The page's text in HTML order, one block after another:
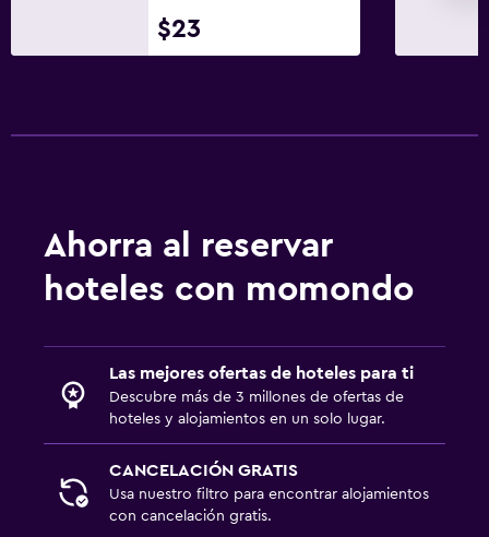
$23
Ahorra al reservar
hoteles con momondo
Las mejores ofertas de hoteles para ti
Descubre más de 3 millones de ofertas de
hoteles y alojamientos en un solo lugar.
CANCELACIÓN GRATIS
Usa nuestro filtro para encontrar alojamientos
con cancelación gratis.